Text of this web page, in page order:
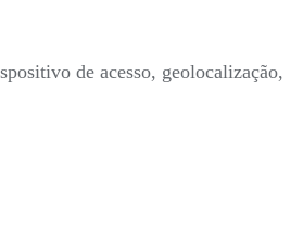
de acesso, geolocalização,